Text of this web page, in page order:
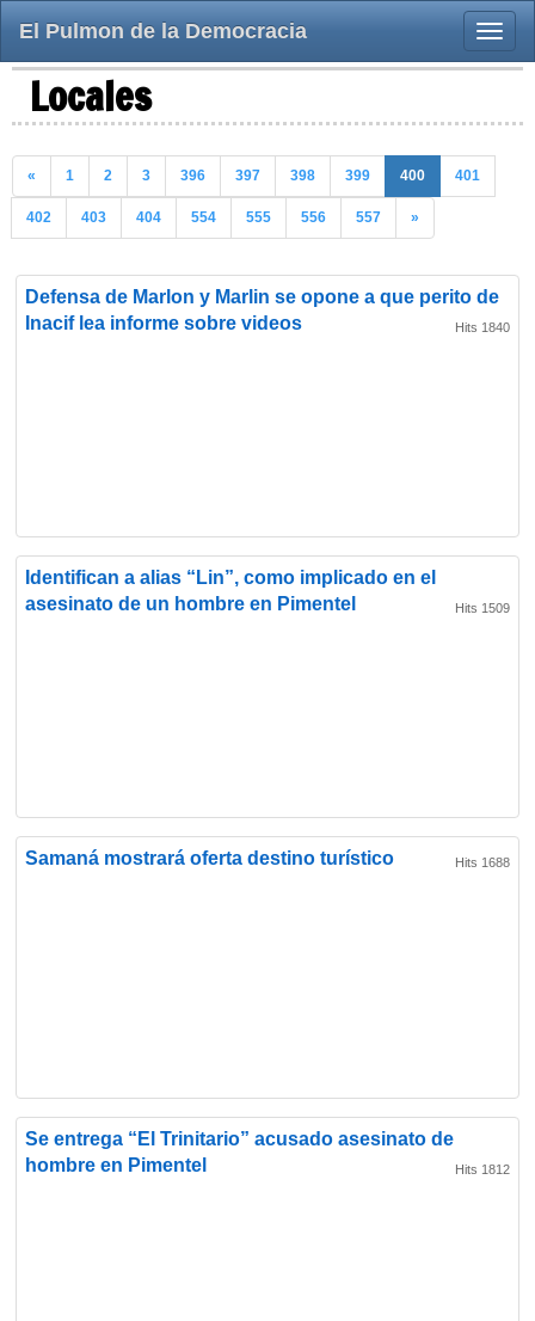
Toggle
El Pulmon de la Democracia
Locales
« 1 2 3 396 397 398 399 400 401
402 403 404 554 555 556 557 »
Defensa de Marlon y Marlin se opone a que perito de
Inacif lea informe sobre videos
Hits 1840
Identifican a alias “Lin”, como implicado en el
asesinato de un hombre en Pimentel
Hits 1509
Samaná mostrará oferta destino turístico Hits 1688
Se entrega “El Trinitario” acusado asesinato de
hombre en Pimentel
Hits 1812